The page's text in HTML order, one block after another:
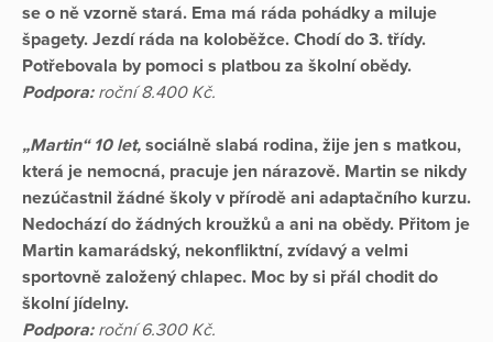
se o ně vzorně stará. Ema má ráda pohádky a miluje
špagety. Jezdí ráda na koloběžce. Chodí do 3. třídy.
Potřebovala by pomoci s platbou za školní obědy.
Podpora:roční 8.400 Kč.
„Martin“ 10 let, sociálně slabá rodina, žije jen s matkou,
která je nemocná, pracuje jen nárazově. Martin se nikdy
nezúčastnil žádné školy v přírodě ani adaptačního kurzu.
Nedochází do žádných kroužků a ani na obědy. Přitom je
Martin kamarádský, nekonfliktní, zvídavý a velmi
sportovně založený chlapec. Moc by si přál chodit do
školní jídelny.
Podpora: roční 6.300 Kč.